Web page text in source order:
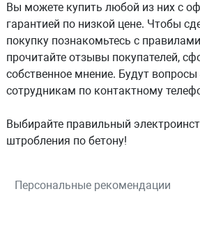
Вы можете купить любой из них с
гарантией по низкой цене. Чтобы
покупку познакомьтесь с
прочитайте отзывы покупателей,
собственное мнение. Будут
сотрудникам по контактному
Выбирайте правильный
штробления по бетону!
Персональные рекомендации